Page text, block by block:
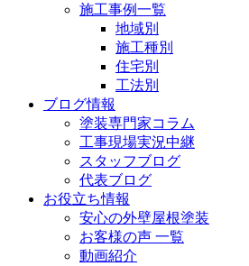
施工事例一覧
地域別
施工種別
住宅別
工法別
ブログ情報
塗装専門家コラム
工事現場実況中継
スタッフブログ
代表ブログ
お役立ち情報
安心の外壁屋根塗装
お客様の声 一覧
動画紹介